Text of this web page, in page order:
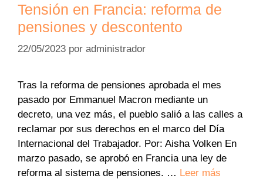
Tensión en Francia: reforma de
pensiones y descontento
22/05/2023 por administrador
Tras la reforma de pensiones aprobada el mes
pasado por Emmanuel Macron mediante un
decreto, una vez más, el pueblo salió a las calles a
reclamar por sus derechos en el marco del Día
Internacional del Trabajador. Por: Aisha Volken En
marzo pasado, se aprobó en Francia una ley de
reforma al sistema de pensiones. … Leer más